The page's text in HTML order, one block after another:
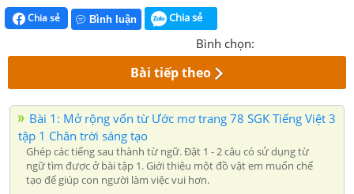
Chia sẻ Bình luận Chia sẻ
Bình chọn:
Bài tiếp theo
Bài 1: Mở rộng vốn từ Ước mơ trang 78 SGK Tiếng Việt 3
tập 1 Chân trời sáng tạo
Ghép các tiếng sau thành từ ngữ. Đặt 1 - 2 câu có sử dụng từ
ngữ tìm được ở bài tập 1. Giới thiệu một đồ vật em muốn chế
tạo để giúp con người làm việc vui hơn.